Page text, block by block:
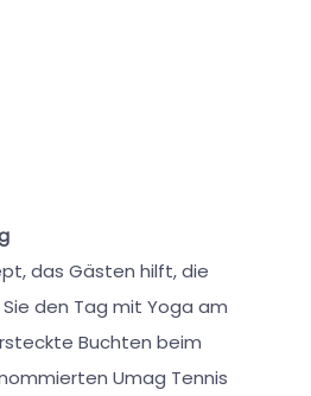
das Gästen hilft, die
den Tag mit Yoga am
Buchten beim
Umag Tennis